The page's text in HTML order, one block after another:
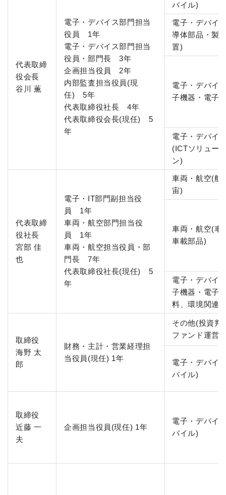
代表取締
役会長
谷川 薫
電子・デバイス部門担当
役員 1年
電子・デバイス部門担当
役員・部門長 3年
企画担当役員 2年
内部監査担当役員(現
任) 5年
代表取締役社長 4年
代表取締役会長(現任) 5
年
バイル)
電子・デバイ
導体部品・製
置)
電子・デバイ
子機器・電子
電子・デバイ
(ICTソリュー
ン)
代表取締
役社長
宮部 佳
也
電子・IT部門副担当役
員 1年
車両・航空部門担当役
員 1年
車両・航空担当役員・部
門長 7年
代表取締役社長(現任) 5
年
車両・航空(航
宙)
車両・航空(車
車載部品)
電子・デバイ
子機器・電子
料、環境関連
取締役
海野 太
郎
財務・主計・営業経理担
当役員(現任) 1年
その他(投資判
ファンド運営)
電子・デバイ
バイル)
取締役
近藤 一
夫
企画担当役員(現任) 1年
電子・デバイ
バイル)